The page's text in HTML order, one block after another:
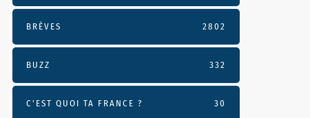
BRÈVES 2802
BUZZ 332
C'EST QUOI TA FRANCE ? 30